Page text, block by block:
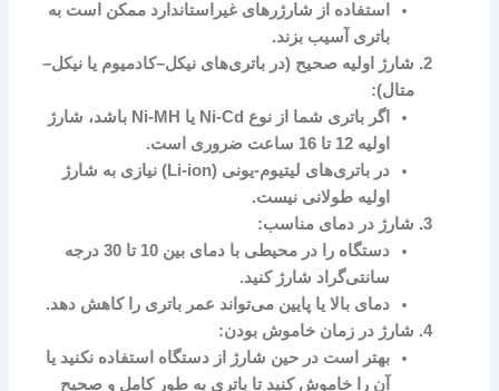
استفاده از شارژرهای غیراستاندارد ممکن است به
باتری آسیب بزند.
شارژ اولیه صحیح (در باتری‌های نیکل–کادمیوم یا نیکل–
متال):
اگر باتری شما از نوع Ni-Cd یا Ni-MH باشد، شارژ
اولیه 12 تا 16 ساعت ضروری است.
در باتری‌های لیتیوم-یونی (Li-ion) نیازی به شارژ
اولیه طولانی نیست.
شارژ در دمای مناسب:
دستگاه را در محیطی با دمای بین 10 تا 30 درجه
سانتی‌گراد شارژ کنید.
دمای بالا یا پایین می‌تواند عمر باتری را کاهش دهد.
شارژ در زمان خاموش بودن:
بهتر است در حین شارژ از دستگاه استفاده نکنید یا
آن را خاموش کنید تا باتری به طور کامل و صحیح